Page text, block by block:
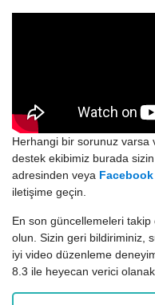
Herhangi bir sorunuz varsa
destek ekibimiz burada
adresinden veya Facebook
iletişime geçin.
En son güncellemeleri takip
olun. Sizin geri bildiriminiz,
iyi video düzenleme
8.3 ile heyecan verici